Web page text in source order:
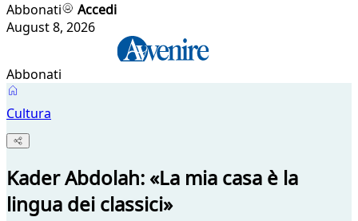
Abbonati
Accedi
August 8, 2026
Abbonati
Cultura
Kader Abdolah: «La mia casa è la
lingua dei classici»